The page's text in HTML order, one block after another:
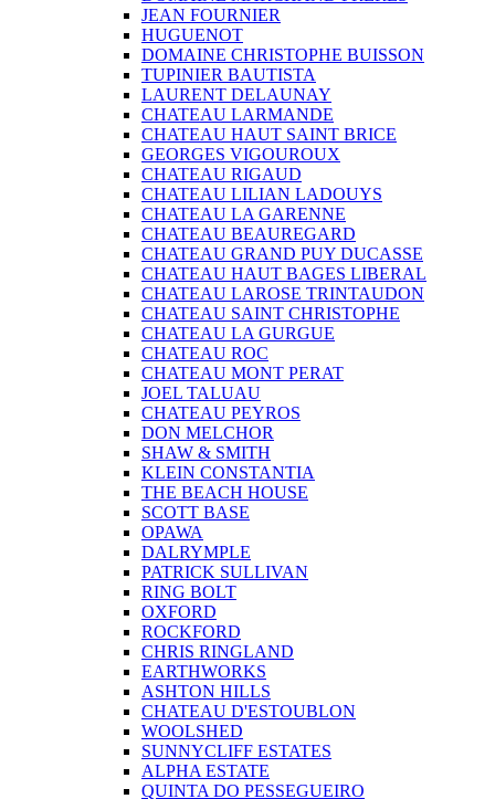
JEAN FOURNIER
HUGUENOT
DOMAINE CHRISTOPHE BUISSON
TUPINIER BAUTISTA
LAURENT DELAUNAY
CHATEAU LARMANDE
CHATEAU HAUT SAINT BRICE
GEORGES VIGOUROUX
CHATEAU RIGAUD
CHATEAU LILIAN LADOUYS
CHATEAU LA GARENNE
CHATEAU BEAUREGARD
CHATEAU GRAND PUY DUCASSE
CHATEAU HAUT BAGES LIBERAL
CHATEAU LAROSE TRINTAUDON
CHATEAU SAINT CHRISTOPHE
CHATEAU LA GURGUE
CHATEAU ROC
CHATEAU MONT PERAT
JOEL TALUAU
CHATEAU PEYROS
DON MELCHOR
SHAW & SMITH
KLEIN CONSTANTIA
THE BEACH HOUSE
SCOTT BASE
OPAWA
DALRYMPLE
PATRICK SULLIVAN
RING BOLT
OXFORD
ROCKFORD
CHRIS RINGLAND
EARTHWORKS
ASHTON HILLS
CHATEAU D'ESTOUBLON
WOOLSHED
SUNNYCLIFF ESTATES
ALPHA ESTATE
QUINTA DO PESSEGUEIRO